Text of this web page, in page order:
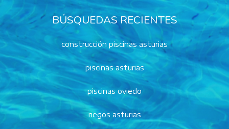
BÚSQUEDAS RECIENTES
construcción piscinas asturias
piscinas asturias
piscinas oviedo
riegos asturias